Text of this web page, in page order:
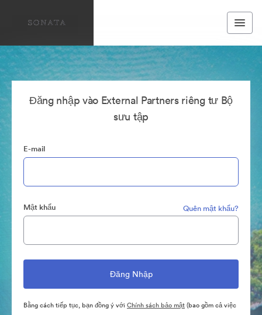
Đăng nhập vào External Partners riêng tư Bộ
sưu tập
E-mail
Mật khẩu Quên mật khẩu?
Bằng cách tiếp tục, bạn đồng ý với Chính sách bảo mật(bao gồm cả việc